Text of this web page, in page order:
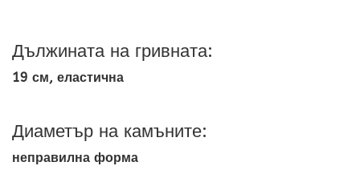
Дължината на гривната:
19 см, еластична
Диаметър на камъните:
неправилна форма